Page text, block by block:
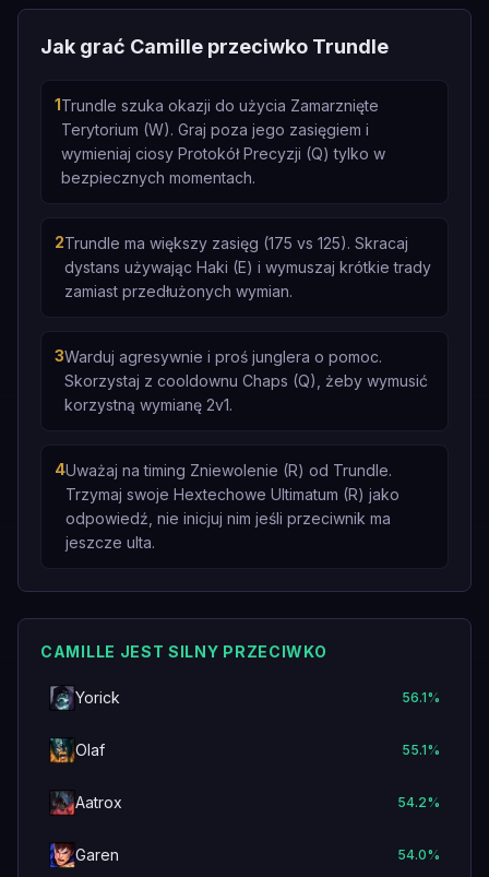
Jak grać Camille przeciwko Trundle
1Trundle szuka okazji do użycia Zamarznięte
Terytorium (W). Graj poza jego zasięgiem i
wymieniaj ciosy Protokół Precyzji (Q) tylko w
bezpiecznych momentach.
2Trundle ma większy zasięg (175 vs 125). Skracaj
dystans używając Haki (E) i wymuszaj krótkie trady
zamiast przedłużonych wymian.
3Warduj agresywnie i proś junglera o pomoc.
Skorzystaj z cooldownu Chaps (Q), żeby wymusić
korzystną wymianę 2v1.
4Uważaj na timing Zniewolenie (R) od Trundle.
Trzymaj swoje Hextechowe Ultimatum (R) jako
odpowiedź, nie inicjuj nim jeśli przeciwnik ma
jeszcze ulta.
CAMILLE JEST SILNY PRZECIWKO
Yorick 56.1%
Olaf 55.1%
Aatrox 54.2%
Garen 54.0%